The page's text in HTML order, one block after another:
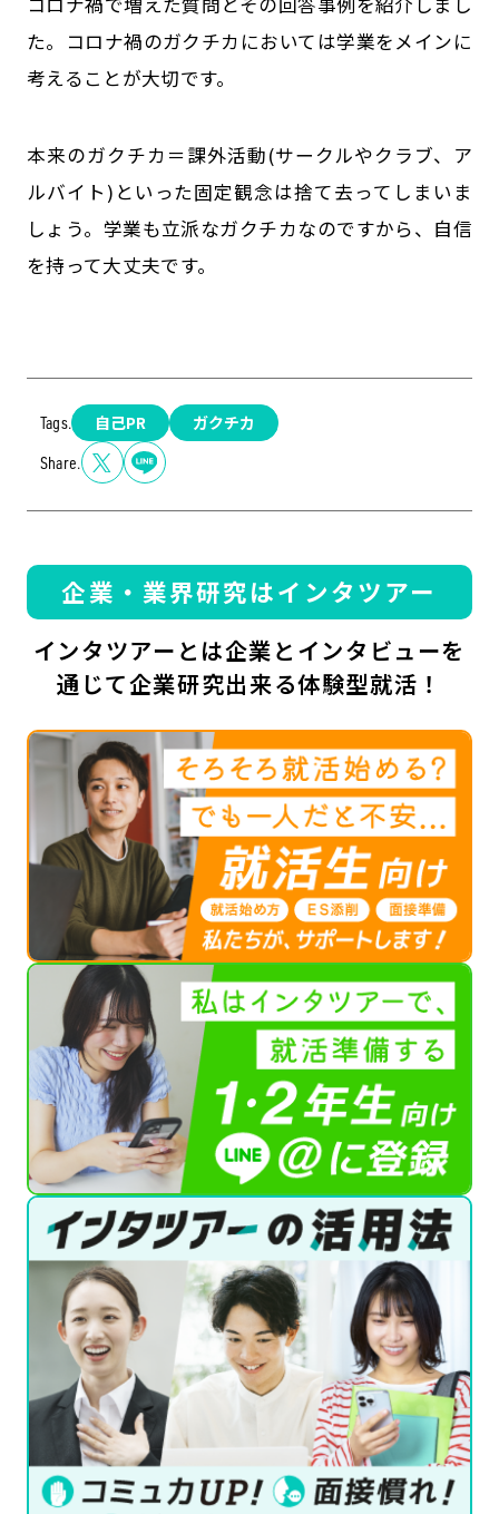
た。コロナ禍のガクチカにおいては学業をメインに
考えることが大切です。
本来のガクチカ＝課外活動(サークルやクラブ、ア
ルバイト)といった固定観念は捨て去ってしまいま
しょう。学業も立派なガクチカなのですから、自信
を持って大丈夫です。
Tags. 自己PR ガクチカ
Share.
企業・業界研究はインタツアー
インタツアーとは企業とインタビューを
通じて企業研究出来る体験型就活！